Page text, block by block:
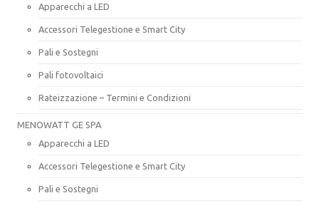
Apparecchi a LED
Accessori Telegestione e Smart City
Pali e Sostegni
Pali fotovoltaici
Rateizzazione – Termini e Condizioni
MENOWATT GE SPA
Apparecchi a LED
Accessori Telegestione e Smart City
Pali e Sostegni